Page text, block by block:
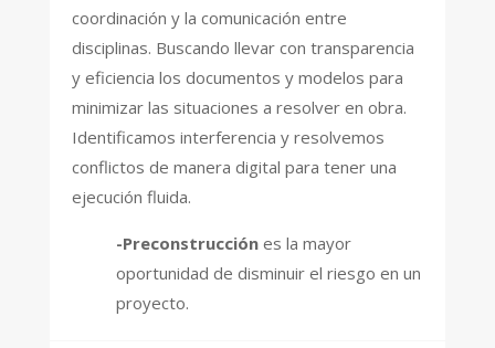
coordinación y la comunicación entre
disciplinas. Buscando llevar con transparencia
y eficiencia los documentos y modelos para
minimizar las situaciones a resolver en obra.
Identificamos interferencia y resolvemos
conflictos de manera digital para tener una
ejecución fluida.
-Preconstrucciónes la mayor
oportunidad de disminuir el riesgo en un
proyecto.